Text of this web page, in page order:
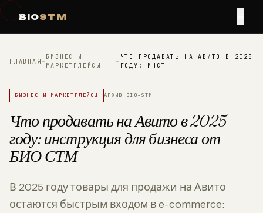
BIOSTM
ГЛАВНАЯ—
БИЗНЕС И
МАРКЕТПЛЕЙСЫ
—
ЧТО ПРОДАВАТЬ НА АВИТО В 2025
ГОДУ: ИНСТ
БИЗНЕС И МАРКЕТПЛЕЙСЫ АРХИВ BIO-STM
Что продавать на Авито в 2025
году: инструкция для бизнеса от
БИО СТМ
В 2025 году товары для продажи на Авито
остаются быстрым входом в e-commerce: